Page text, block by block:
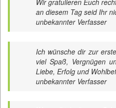
Wir gratulieren Euch
an diesem Tag seid Ihr
unbekannter Verfasser
Ich wünsche dir zur
viel Spaß, Vergnügen
Liebe, Erfolg und
unbekannter Verfasser